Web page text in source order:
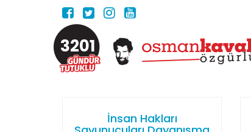
3201
İnsan Hakları